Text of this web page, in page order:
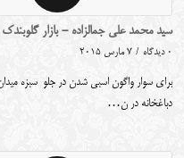
سید محمد علی جمالزاده - بازار گلوبندک
0 دیدگاه / 7 مارس 2015
برای سوار واگون اسبی شدن در جلو سبزه
دباغخانه در ن…